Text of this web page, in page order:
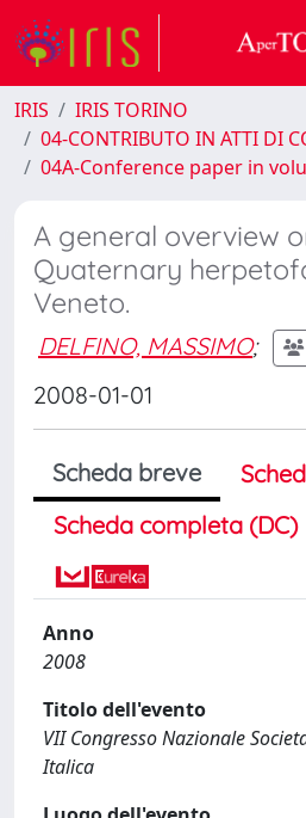
IRIS
IRIS TORINO
04-CONTRIBUTO IN ATTI DI
04A-Conference paper in
A general overview
Quaternary
Veneto.
DELFINO, MASSIMO;
2008-01-01
Scheda breve
Scheda completa (DC)
Anno
2008
Titolo dell'evento
VII Congresso Nazionale
Italica